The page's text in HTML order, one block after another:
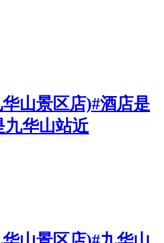
山景区店)#酒店是
九华山站近